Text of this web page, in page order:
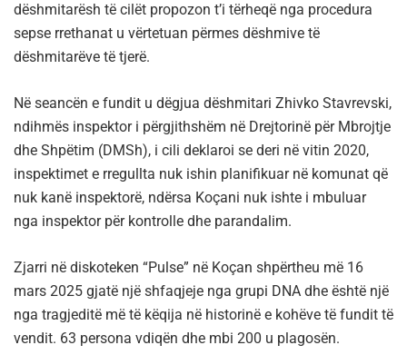
dëshmitarësh të cilët propozon t’i tërheqë nga procedura
sepse rrethanat u vërtetuan përmes dëshmive të
dëshmitarëve të tjerë.
Në seancën e fundit u dëgjua dëshmitari Zhivko Stavrevski,
ndihmës inspektor i përgjithshëm në Drejtorinë për Mbrojtje
dhe Shpëtim (DMSh), i cili deklaroi se deri në vitin 2020,
inspektimet e rregullta nuk ishin planifikuar në komunat që
nuk kanë inspektorë, ndërsa Koçani nuk ishte i mbuluar
nga inspektor për kontrolle dhe parandalim.
Zjarri në diskoteken “Pulse” në Koçan shpërtheu më 16
mars 2025 gjatë një shfaqjeje nga grupi DNA dhe është një
nga tragjeditë më të këqija në historinë e kohëve të fundit të
vendit. 63 persona vdiqën dhe mbi 200 u plagosën.